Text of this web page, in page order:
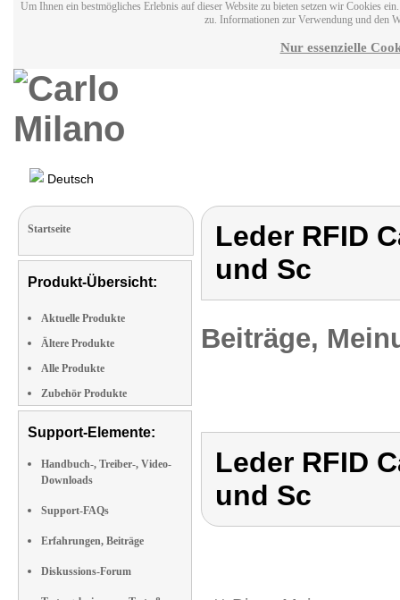
Um Ihnen ein bestmögliches Erlebnis auf dieser Website zu bieten setzen wir Cookies
zu. Informationen zur Verwendung und den
Nur essenzielle
Deutsch
Startseite
Produkt-Übersicht:
Aktuelle Produkte
Ältere Produkte
Alle Produkte
Zubehör Produkte
Support-Elemente:
Handbuch-, Treiber-, Video-
Downloads
Support-FAQs
Erfahrungen, Beiträge
Diskussions-Forum
Leder RFID
und Sc
Beiträge,
Leder RFID
und Sc